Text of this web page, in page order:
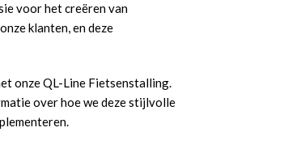
voor het creëren van
klanten, en deze
onze QL-Line Fietsenstalling.
over hoe we deze stijlvolle